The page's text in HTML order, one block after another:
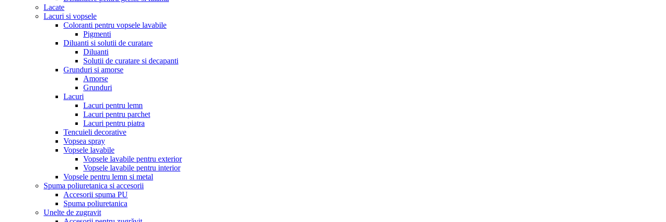
Lacate
Lacuri si vopsele
Coloranti pentru vopsele lavabile
Pigmenti
Diluanti si solutii de curatare
Diluanti
Solutii de curatare si decapanti
Grunduri si amorse
Amorse
Grunduri
Lacuri
Lacuri pentru lemn
Lacuri pentru parchet
Lacuri pentru piatra
Tencuieli decorative
Vopsea spray
Vopsele lavabile
Vopsele lavabile pentru exterior
Vopsele lavabile pentru interior
Vopsele pentru lemn si metal
Spuma poliuretanica si accesorii
Accesorii spuma PU
Spuma poliuretanica
Unelte de zugravit